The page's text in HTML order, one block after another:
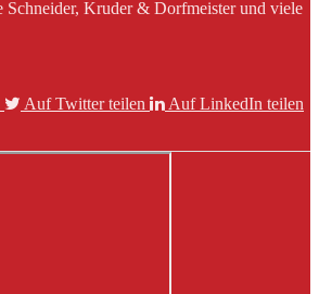
Schneider, Kruder & Dorfmeister und viele
Auf Twitter teilen
Auf LinkedIn teilen